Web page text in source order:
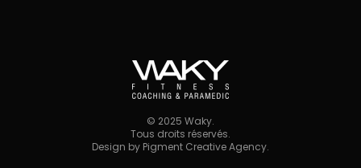
© 2025 Waky.
Tous droits réservés.
Design by Pigment Creative Agency.